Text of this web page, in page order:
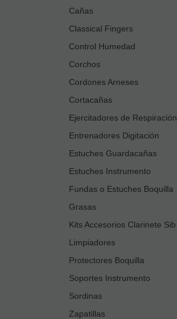
Cañas
Classical Fingers
Control Humedad
Corchos
Cordones Arneses
Cortacañas
Ejercitadores de Respiración
Entrenadores Digitación
Estuches Guardacañas
Estuches Instrumento
Fundas o Estuches Boquilla
Grasas
Kits Accesorios Clarinete Sib
Limpiadores
Protectores Boquilla
Soportes Instrumento
Sordinas
Zapatillas